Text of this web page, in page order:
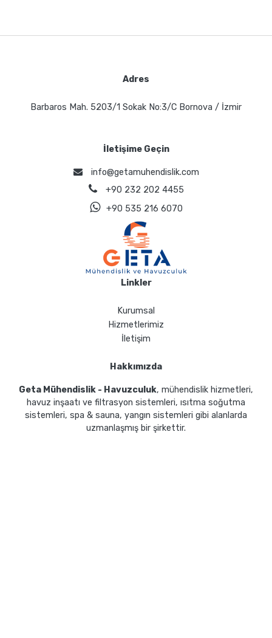
Adres
Barbaros Mah. 5203/1 Sokak No:3/C Bornova / İzmir
İletişime Geçin
info@getamuhendislik.com
+90 232 202 4455
+90 535 216 6070
Linkler
Kurumsal
Hizmetlerimiz
İletişim
Hakkımızda
Geta Mühendislik - Havuzculuk, mühendislik hizmetleri,
havuz inşaatı ve filtrasyon sistemleri, ısıtma soğutma
sistemleri, spa & sauna, yangın sistemleri gibi alanlarda
uzmanlaşmış bir şirkettir.